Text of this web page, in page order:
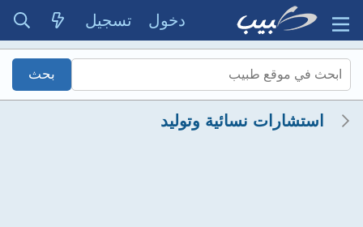
دخول تسجيل
استشارات نسائية وتوليد